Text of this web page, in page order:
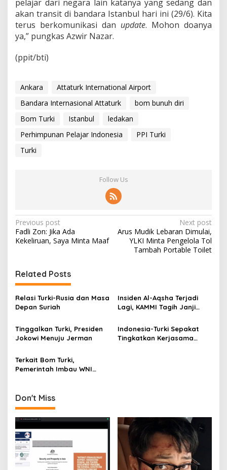
pelajar dari negara lain katanya yang sedang dan
akan transit di bandara Istanbul hari ini (29/6). Kita
terus berkomunikasi dan update. Mohon doanya
ya,” pungkas Azwir Nazar.
(ppit/bti)
Ankara
Attaturk International Airport
Bandara Internasional Attaturk
bom bunuh diri
Bom Turki
Istanbul
ledakan
Perhimpunan Pelajar Indonesia
PPI Turki
Turki
Follow Us
P
o
t
n
a
v
i
g
t
o
n
Previous post
Fadli Zon: Jika Ada
Kekeliruan, Saya Minta Maaf
Next post
Arus Mudik Lebaran Dimulai,
YLKI Minta Pengelola Tol
Tambah Portable Toilet
Related Posts
Relasi Turki-Rusia dan Masa
Depan Suriah
Insiden Al-Aqsha Terjadi
Lagi, KAMMI Tagih Janji
Tinggalkan Turki, Presiden
Jokowi Menuju Jerman
Indonesia-Turki Sepakat
Tingkatkan Kerjasama
Terkait Bom Turki,
Pemerintah Imbau WNI
Don't Miss